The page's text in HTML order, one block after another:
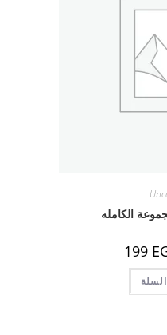
الكامله
199